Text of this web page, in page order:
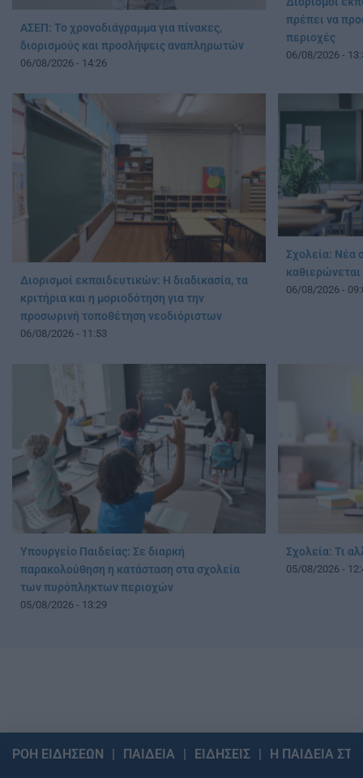
ΑΣΕΠ: Το χρονοδιάγραμμα για πίνακες,
διορισμούς και προσλήψεις αναπληρωτών
06/08/2026 - 14:26
πρέπει να
περιοχές
06/08/2026 -
Διορισμοί εκπαιδευτικών: Η διαδικασία, τα
κριτήρια και η μοριοδότηση για την
προσωρινή τοποθέτηση νεοδιόριστων
06/08/2026 - 11:53
Σχολεία: Νέα
καθιερώνεται
06/08/2026 -
Υπουργείο Παιδείας: Σε διαρκή
παρακολούθηση η κατάσταση στα σχολεία
των πυρόπληκτων περιοχών
05/08/2026 - 13:29
Σχολεία: Τι
05/08/2026 -
ΡΟΗ ΕΙΔΗΣΕΩΝ ΠΑΙΔΕΙΑ ΕΙΔΗΣΕΙΣ Η ΠΑΙΔΕΙΑ